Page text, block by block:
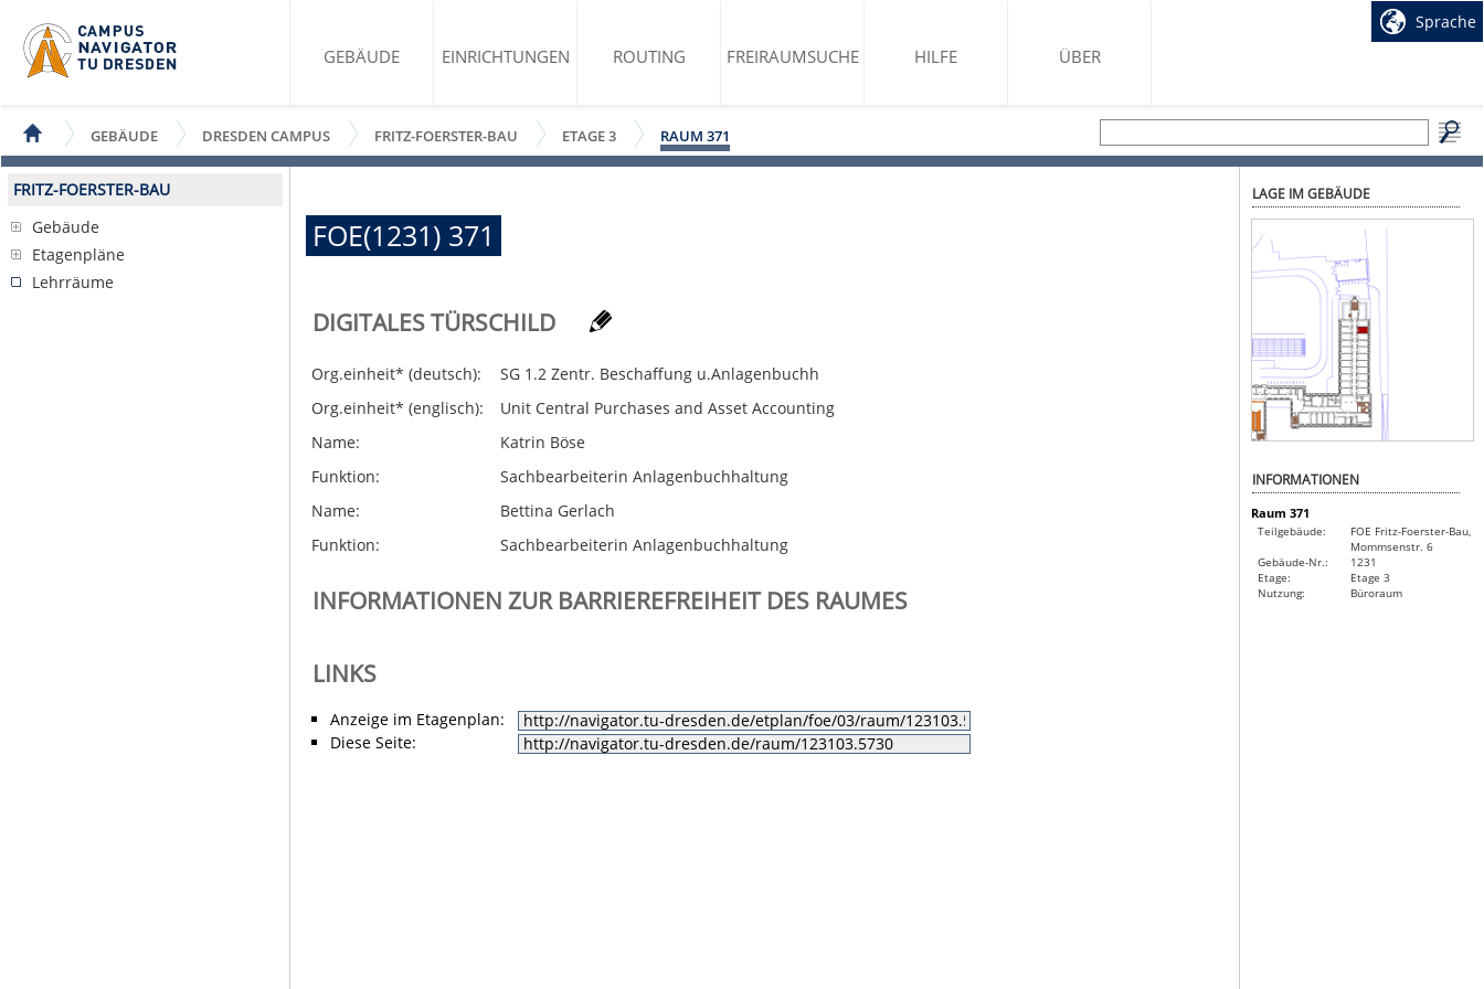
GEBÄUDE EINRICHTUNGEN ROUTING FREIRAUMSUCHE HILFE ÜBER
Sprache
GEBÄUDE DRESDEN CAMPUS FRITZ-FOERSTER-BAU ETAGE 3 RAUM 371
FRITZ-FOERSTER-BAU
Gebäude
Etagenpläne
Lehrräume
LAGE IM GEBÄUDE
INFORMATIONEN
Raum 371
Teilgebäude:
FOE Fritz-Foerster-Bau,
Mommsenstr. 6
Gebäude-Nr.:
1231
Etage:
Etage 3
Nutzung:
Büroraum
FOE(1231) 371
DIGITALES TÜRSCHILD
Org.einheit* (deutsch):
SG 1.2 Zentr. Beschaffung u.Anlagenbuchh
Org.einheit* (englisch):
Unit Central Purchases and Asset Accounting
Name:
Katrin Böse
Funktion:
Sachbearbeiterin Anlagenbuchhaltung
Name:
Bettina Gerlach
Funktion:
Sachbearbeiterin Anlagenbuchhaltung
INFORMATIONEN ZUR BARRIEREFREIHEIT DES RAUMES
LINKS
Anzeige im Etagenplan:
Diese Seite: